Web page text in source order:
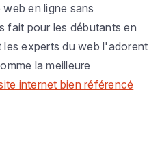
en ligne sans
fait pour les débutants en
experts du web l'adorent
la meilleure
internet bien référencé